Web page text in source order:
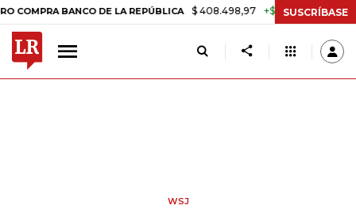
BANCO DE LA REPÚBLICA $ 408.498,97 +$ 8.753,81 +2,19%
SUSCRÍBASE
WSJ